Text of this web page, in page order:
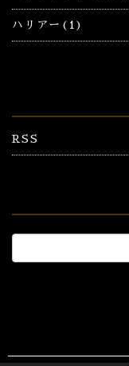
ハリアー(1)
RSS